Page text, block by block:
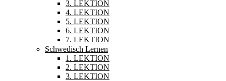
3. LEKTION
4. LEKTION
5. LEKTION
6. LEKTION
7. LEKTION
Schwedisch Lernen
1. LEKTION
2. LEKTION
3. LEKTION